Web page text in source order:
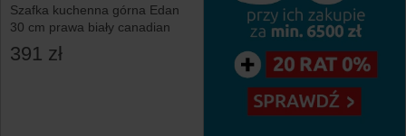
Szafka kuchenna górna Edan
30 cm prawa biały canadian
391 zł